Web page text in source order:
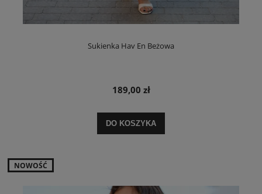
Sukienka Hav En Beżowa
189,00 zł
DO KOSZYKA
NOWOŚĆ